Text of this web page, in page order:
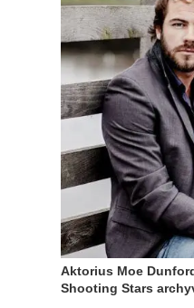
Aktorius Moe
Shooting Stars